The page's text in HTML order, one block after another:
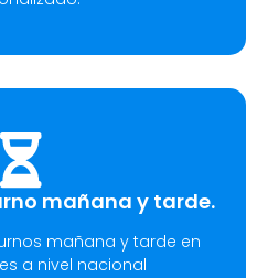
mañana y tarde.
mañana y tarde en
a nivel nacional